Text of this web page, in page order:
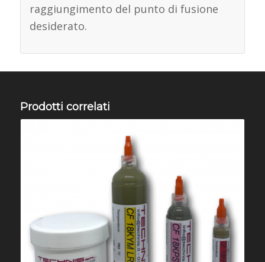
raggiungimento del punto di fusione
desiderato.
Prodotti correlati